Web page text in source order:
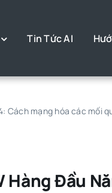
Tin Tức AI
Cách mạng hóa các mối
Hàng Đầu